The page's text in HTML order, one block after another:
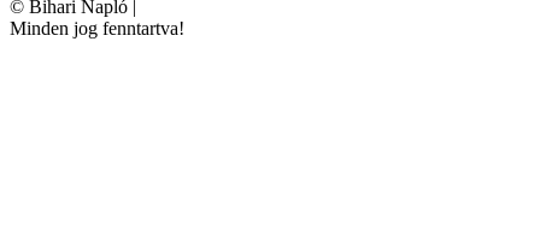
© Bihari Napló |
Minden jog fenntartva!